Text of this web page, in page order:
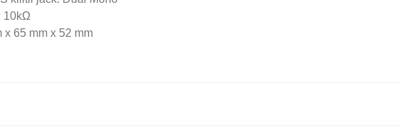
10kΩ
x 65 mm x 52 mm